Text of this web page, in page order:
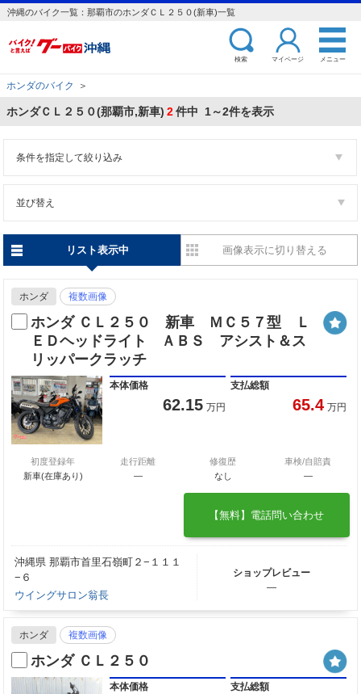
沖縄のバイク一覧：那覇市のホンダＣＬ２５０(新車)一覧
検索 マイページ メニュー
ホンダのバイク ＞
ホンダＣＬ２５０(那覇市,新車) 2件中 1～2件を表示
条件を指定して絞り込み
並び替え
リスト表示中 画像表示に切り替える
ホンダ 複数画像
ホンダ ＣＬ２５０ 新車 ＭＣ５７型 Ｌ
ＥＤヘッドライト ＡＢＳ アシスト＆ス
リッパークラッチ
本体価格
62.15 万円
支払総額
65.4 万円
初度登録年
新車(在庫あり)
走行距離
―
修復歴
なし
車検/自賠責
―
【無料】電話問い合わせ
沖縄県 那覇市首里石嶺町２−１１１
−６
ウイングサロン翁長
ショップレビュー
―
ホンダ 複数画像
ホンダ ＣＬ２５０
本体価格 支払総額